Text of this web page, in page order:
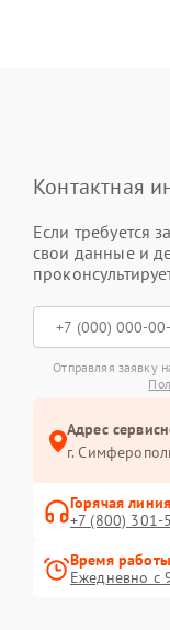
Контактная
Если требуется
свои данные и
Отправляя заявку
Адрес
г.
Горячая линия
+7 (800) 301-
Время работы
Ежедневно с